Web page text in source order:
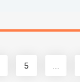
5